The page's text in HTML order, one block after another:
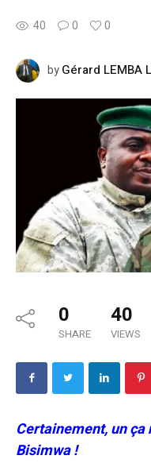
40 0 0
byGérard LEMBA
0
SHARE
40
VIEWS
Certainement, un ça
Bisimwa !